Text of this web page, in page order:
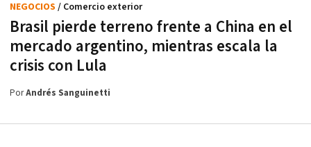
Brasil pierde terreno frente a China en el
mercado argentino, mientras escala la
crisis con Lula
NEGOCIOS / Comercio exterior
PorAndrés Sanguinetti